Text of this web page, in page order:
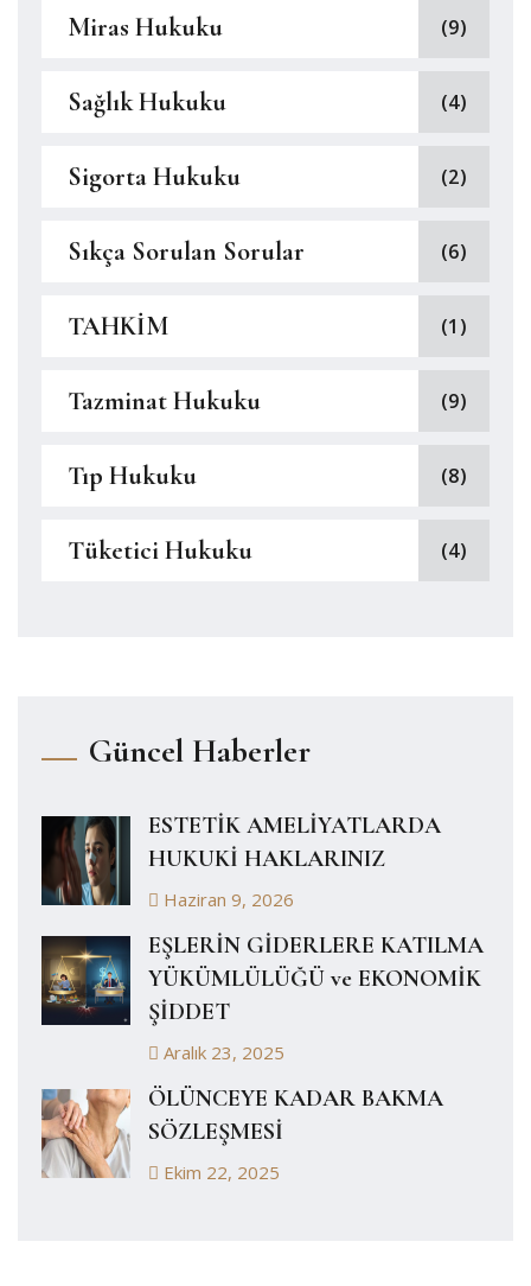
Miras Hukuku (9)
Sağlık Hukuku (4)
Sigorta Hukuku (2)
Sıkça Sorulan Sorular (6)
TAHKİM (1)
Tazminat Hukuku (9)
Tıp Hukuku (8)
Tüketici Hukuku (4)
Güncel Haberler
ESTETİK AMELİYATLARDA
HUKUKİ HAKLARINIZ
Haziran 9, 2026
EŞLERİN GİDERLERE KATILMA
YÜKÜMLÜLÜĞÜ ve EKONOMİK
ŞİDDET
Aralık 23, 2025
ÖLÜNCEYE KADAR BAKMA
SÖZLEŞMESİ
Ekim 22, 2025